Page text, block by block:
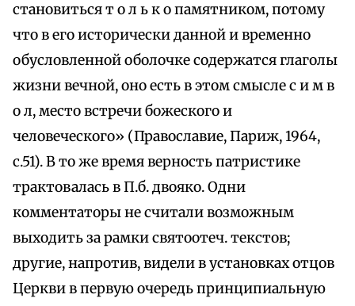
становиться т о л ь к о памятником, потому
что в его исторически данной и временно
обусловленной оболочке содержатся глаголы
жизни вечной, оно есть в этом смысле с и м в
о л, место встречи божеского и
человеческого» (Православие, Париж, 1964,
с.51). В то же время верность патристике
трактовалась в П.б. двояко. Одни
комментаторы не считали возможным
выходить за рамки святоотеч. текстов;
другие, напротив, видели в установках отцов
Церкви в первую очередь принципиальную